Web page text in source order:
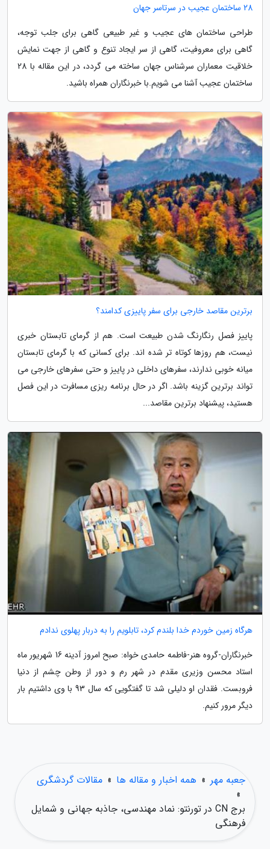
28 ساختمان عجیب در سرتاسر جهان
طراحی ساختمان های عجیب و غیر طبیعی گاهی برای جلب توجه،
گاهی برای معروفیت، گاهی از سر ایجاد تنوع و گاهی از جهت نمایش
خلاقیت معماران سرشناس جهان ساخته می گردد، در این مقاله با 28
ساختمان عجیب آشنا می شویم.با خبرنگاران همراه باشید.
برترین مقاصد خارجی برای سفر پاییزی کدامند؟
پاییز فصل رنگارنگ شدن طبیعت است. هم از گرمای تابستان خبری
نیست، هم روزها کوتاه تر شده اند. برای کسانی که با گرمای تابستان
میانه خوبی ندارند، سفرهای داخلی در پاییز و حتی سفرهای خارجی می
تواند برترین گزینه باشد. اگر در حال برنامه ریزی مسافرت در این فصل
هستید، پیشنهاد برترین مقاصد...
هرگاه زمین خوردم خدا بلندم کرد، تابلویم را به دربار پهلوی ندادم
خبرنگاران-گروه هنر-فاطمه حامدی خواه: صبح امروز آدینه 16 شهریور ماه
استاد محسن وزیری مقدم در شهر رم و دور از وطن چشم از دنیا
فروبست. فقدان او دلیلی شد تا گفتگویی که سال 93 با وی داشتیم بار
دیگر مرور کنیم.
جعبه مهر » همه اخبار و مقاله ها » مقالات گردشگری
»
برج CN در تورنتو: نماد مهندسی، جاذبه جهانی و شمایل
فرهنگی